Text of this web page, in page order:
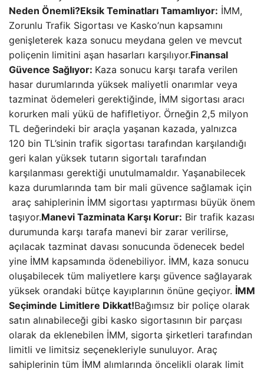
Neden Önemli?Eksik Teminatları Tamamlıyor: İMM,
Zorunlu Trafik Sigortası ve Kasko’nun kapsamını
genişleterek kaza sonucu meydana gelen ve mevcut
poliçenin limitini aşan hasarları karşılıyor.Finansal
Güvence Sağlıyor: Kaza sonucu karşı tarafa verilen
hasar durumlarında yüksek maliyetli onarımlar veya
tazminat ödemeleri gerektiğinde, İMM sigortası aracı
korurken mali yükü de hafifletiyor. Örneğin 2,5 milyon
TL değerindeki bir araçla yaşanan kazada, yalnızca
120 bin TL’sinin trafik sigortası tarafından karşılandığı
geri kalan yüksek tutarın sigortalı tarafından
karşılanması gerektiği unutulmamaldır. Yaşanabilecek
kaza durumlarında tam bir mali güvence sağlamak için
araç sahiplerinin İMM sigortası yaptırması büyük önem
taşıyor.Manevi Tazminata Karşı Korur: Bir trafik kazası
durumunda karşı tarafa manevi bir zarar verilirse,
açılacak tazminat davası sonucunda ödenecek bedel
yine İMM kapsamında ödenebiliyor. İMM, kaza sonucu
oluşabilecek tüm maliyetlere karşı güvence sağlayarak
yüksek orandaki bütçe kayıplarının önüne geçiyor. İMM
Seçiminde Limitlere Dikkat!Bağımsız bir poliçe olarak
satın alınabileceği gibi kasko sigortasının bir parçası
olarak da eklenebilen İMM, sigorta şirketleri tarafından
limitli ve limitsiz seçenekleriyle sunuluyor. Araç
sahiplerinin tüm İMM alımlarında öncelikli olarak limit